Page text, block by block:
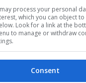
Telegrafi Jobs -
juaj takohet me
në karrierë
Telegrafi Jobs
process your personal
which you can object
Look for a link at the
to manage or withdraw
Consent